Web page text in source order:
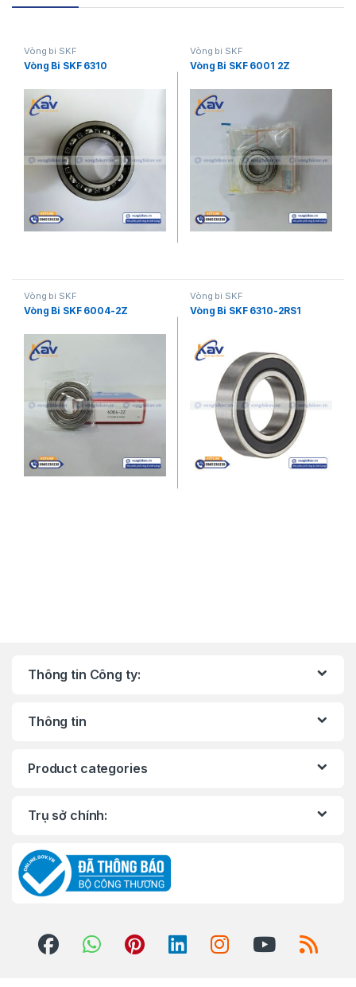
Vòng bi SKF
Vòng Bi SKF 6310
Vòng bi SKF
Vòng Bi SKF 6001 2Z
Vòng bi SKF
Vòng Bi SKF 6004-2Z
Vòng bi SKF
Vòng Bi SKF 6310-2RS1
Thông tin Công ty:
Thông tin
Product categories
Trụ sở chính: